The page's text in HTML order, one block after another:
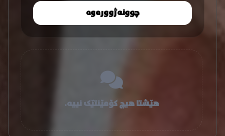
چوونەژوورەوە
هێشتا هیچ کۆمێنتێک نییە.